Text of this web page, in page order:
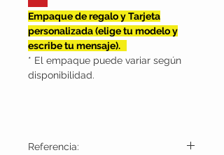
Empaque de regalo y Tarjeta
personalizada (elige tu modelo y
escribe tu mensaje).
* El empaque puede variar según
disponibilidad.
Referencia: